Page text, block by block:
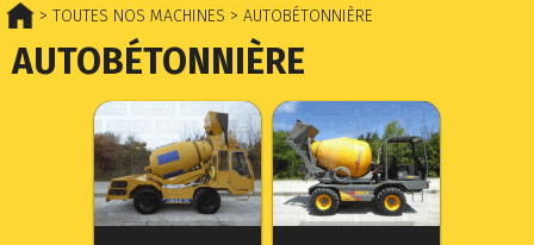
> TOUTES NOS MACHINES > AUTOBÉTONNIÈRE
AUTOBÉTONNIÈRE